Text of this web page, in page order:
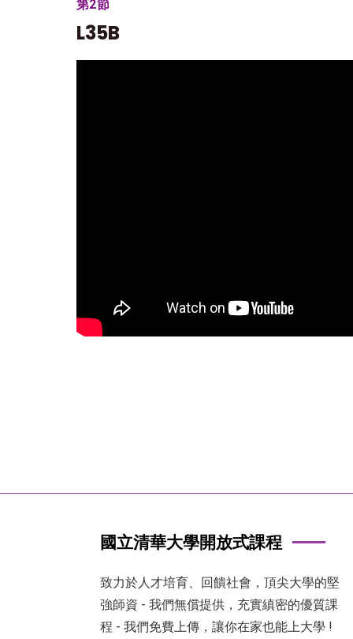
第2節
L35B
國立清華大學開放式課程
致力於人才培育、回饋社會，頂尖大學的堅
強師資 - 我們無償提供，充實縝密的優質課
程 - 我們免費上傳，讓你在家也能上大學 !